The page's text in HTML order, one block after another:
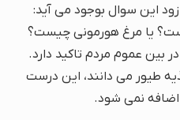
این سوال بوجود می آید:
یا مرغ هورمونی چیست؟
بین عموم مردم تاکید دارد.
طیور می دانند، این درست
نمی شود.